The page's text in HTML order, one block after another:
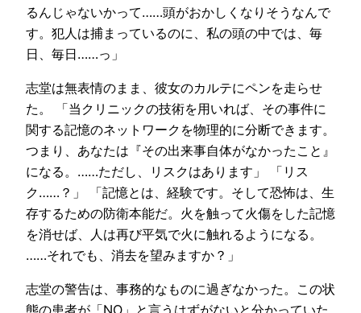
るんじゃないかって……頭がおかしくなりそうなんで
す。犯人は捕まっているのに、私の頭の中では、毎
日、毎日……っ」
志堂は無表情のまま、彼女のカルテにペンを走らせ
た。 「当クリニックの技術を用いれば、その事件に
関する記憶のネットワークを物理的に分断できます。
つまり、あなたは『その出来事自体がなかったこと』
になる。……ただし、リスクはあります」 「リス
ク……？」 「記憶とは、経験です。そして恐怖は、生
存するための防衛本能だ。火を触って火傷をした記憶
を消せば、人は再び平気で火に触れるようになる。
……それでも、消去を望みますか？」
志堂の警告は、事務的なものに過ぎなかった。この状